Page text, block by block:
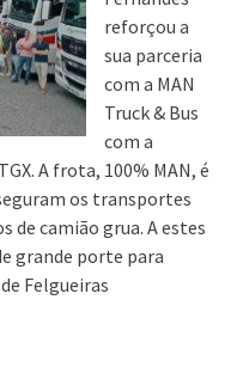
reforçou a
sua parceria
com a MAN
Truck & Bus
com a
A frota, 100% MAN, é
os transportes
de camião grua. A estes
grande porte para
Felgueiras